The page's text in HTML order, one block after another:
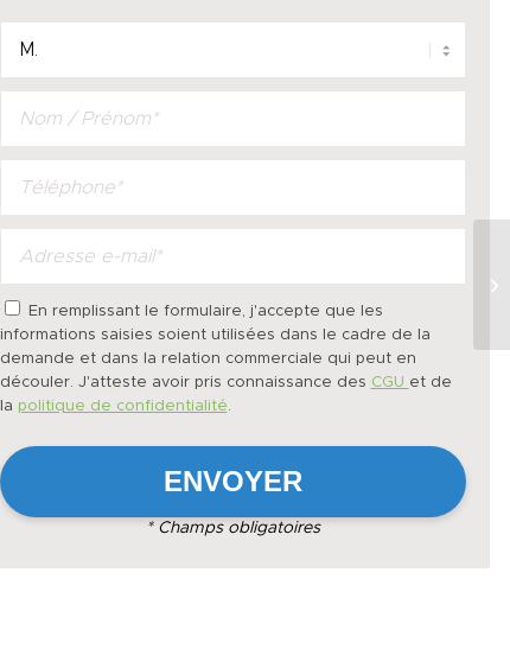
En remplissant le formulaire, j'accepte que les
informations saisies soient utilisées dans le cadre de la
demande et dans la relation commerciale qui peut en
découler. J'atteste avoir pris connaissance des CGU et de
la politique de confidentialité.
* Champs obligatoires